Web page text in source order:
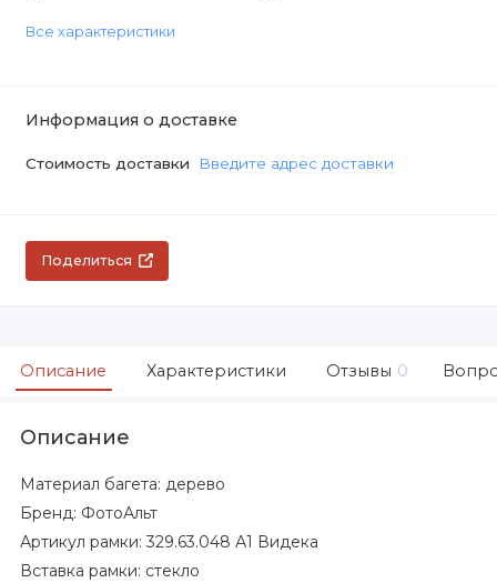
Все характеристики
Информация о доставке
Стоимость доставки Введите адрес доставки
Поделиться
Описание Характеристики Отзывы 0
Описание
Материал багета: дерево
Бренд: ФотоАльт
Артикул рамки: 329.63.048 А1 Видека
Вставка рамки: стекло